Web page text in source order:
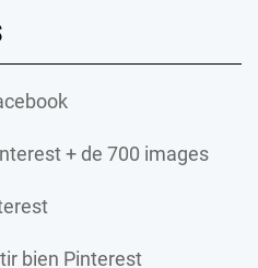
+ de 700 images
bien Pinterest